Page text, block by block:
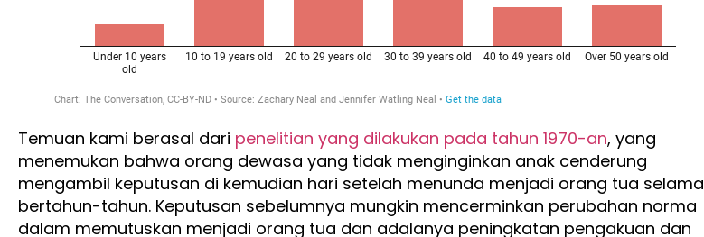
Temuan kami berasal dari penelitian yang dilakukan pada tahun 1970-an, yang
menemukan bahwa orang dewasa yang tidak menginginkan anak cenderung
mengambil keputusan di kemudian hari setelah menunda menjadi orang tua selama
bertahun-tahun. Keputusan sebelumnya mungkin mencerminkan perubahan norma
dalam memutuskan menjadi orang tua dan adalanya peningkatan pengakuan dan